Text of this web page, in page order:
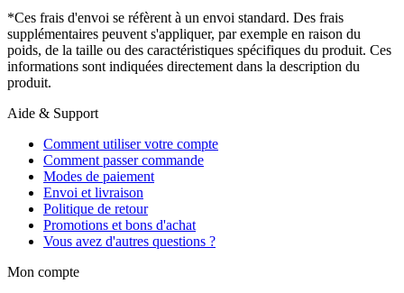
*Ces frais d'envoi se réfèrent à un envoi standard. Des frais
supplémentaires peuvent s'appliquer, par exemple en raison du
poids, de la taille ou des caractéristiques spécifiques du produit. Ces
informations sont indiquées directement dans la description du
produit.
Aide & Support
Comment utiliser votre compte
Comment passer commande
Modes de paiement
Envoi et livraison
Politique de retour
Promotions et bons d'achat
Vous avez d'autres questions ?
Mon compte